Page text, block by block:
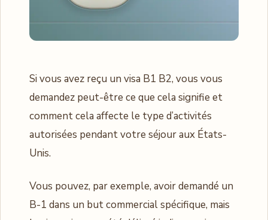
Si vous avez reçu un visa B1 B2, vous vous
demandez peut-être ce que cela signifie et
comment cela affecte le type d’activités
autorisées pendant votre séjour aux États-
Unis.
Vous pouvez, par exemple, avoir demandé un
B-1 dans un but commercial spécifique, mais